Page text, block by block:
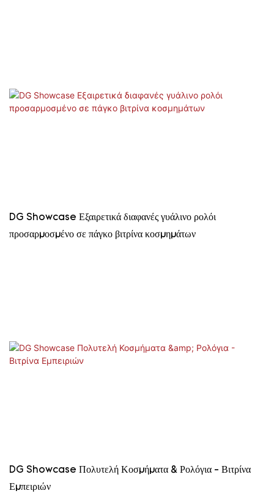
DG Showcase Εξαιρετικά διαφανές γυάλινο ρολόι
προσαρμοσμένο σε πάγκο βιτρίνα κοσμημάτων
DG Showcase Πολυτελή Κοσμήματα & Ρολόγια - Βιτρίνα
Εμπειριών